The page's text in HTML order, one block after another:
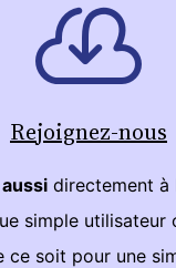
Rejoignez-nous
directement à
simple utilisateur
ce soit pour une